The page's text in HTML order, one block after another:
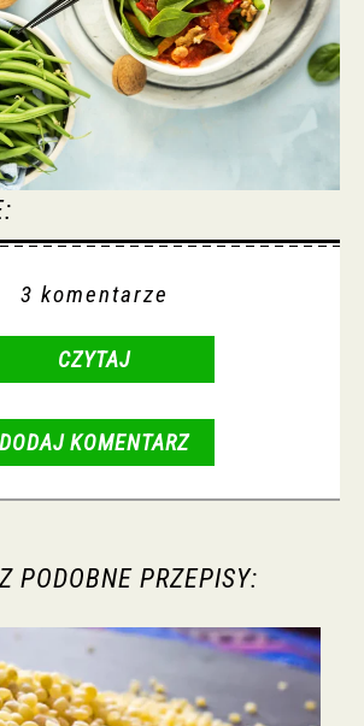
3 komentarze
CZYTAJ
DODAJ KOMENTARZ
PODOBNE PRZEPISY: